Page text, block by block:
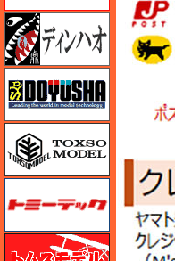
ディン・ハオ
トミーテック
トムスモデル